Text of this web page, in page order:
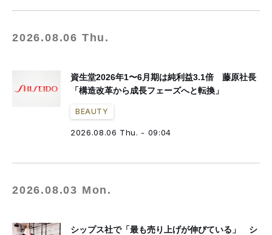
2026.08.06 Thu.
資生堂2026年1〜6月期は純利益3.1倍 藤原社長
「構造改革から成長フェーズへと転換」
BEAUTY
2026.08.06 Thu. - 09:04
2026.08.03 Mon.
シップス社で「最も売り上げが伸びている」 シ